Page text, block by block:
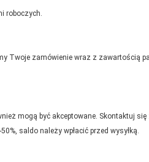
roboczych.
Twoje zamówienie wraz z zawartością
mogą być akceptowane. Skontaktuj
saldo należy wpłacić przed wysyłką.